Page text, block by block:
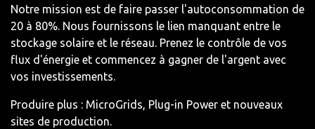
Notre mission est de faire passer l'autoconsommation de
20 à 80%. Nous fournissons le lien manquant entre le
stockage solaire et le réseau. Prenez le contrôle de vos
flux d'énergie et commencez à gagner de l'argent avec
vos investissements.
Produire plus : MicroGrids, Plug-in Power et nouveaux
sites de production.